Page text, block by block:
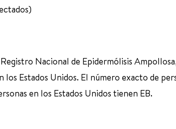
Nacional de Epidermólisis
Estados Unidos. El número exacto de
en los Estados Unidos tienen EB.